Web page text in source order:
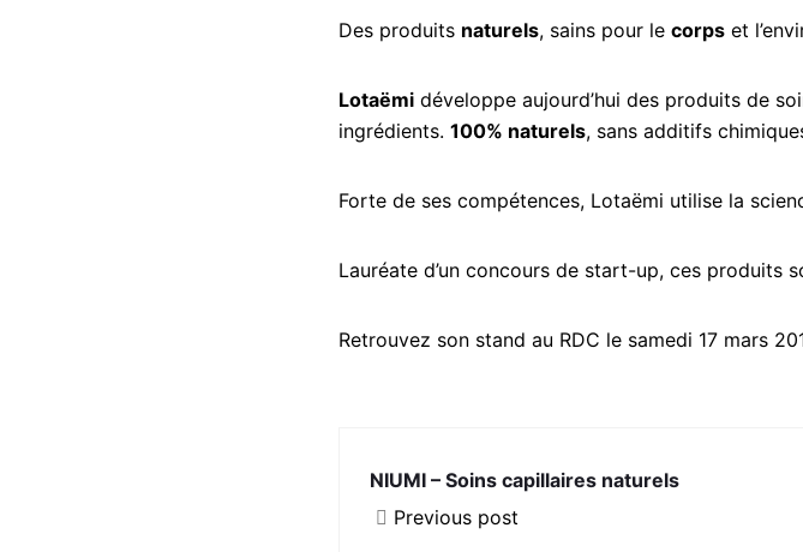
Des produits naturels, sains pour le corps et
Lotaëmi développe aujourd’hui des produits de
ingrédients. 100% naturels, sans additifs
Forte de ses compétences, Lotaëmi utilise la
Lauréate d’un concours de start-up, ces produits
Retrouvez son stand au RDC le samedi 17 mars
NIUMI – Soins capillaires naturels
Previous post